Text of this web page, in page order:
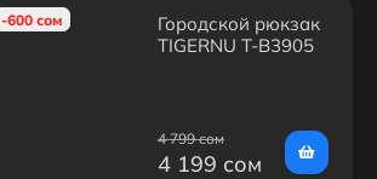
-600 сом
Городской рюкзак
TIGERNU T-B3905
4 799 сом
4 199 сом